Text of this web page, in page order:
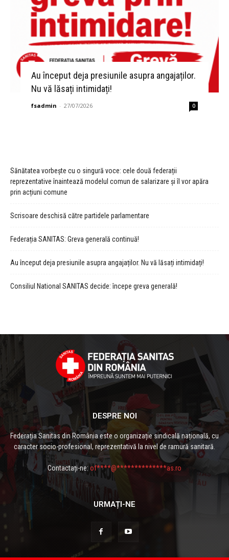
Au început deja presiunile asupra angajaților.
Nu vă lăsați intimidați!
fsadmin - 27/07/2026 0
Sănătatea vorbește cu o singură voce: cele două federații
reprezentative înaintează modelul comun de salarizare și îl vor apăra
prin acțiuni comune
Scrisoare deschisă către partidele parlamentare
Federația SANITAS: Greva generală continuă!
Au început deja presiunile asupra angajaților. Nu vă lăsați intimidați!
Consiliul National SANITAS decide: începe greva generală!
DESPRE NOI
Federația Sanitas din România este o organizație sindicală națională, cu
caracter socio-profesional, reprezentativă la nivel de ramură sanitară.
Contactați-ne: of****@**************as.ro
URMAȚI-NE